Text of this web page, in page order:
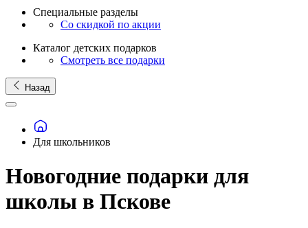
Специальные разделы
Со скидкой по акции
Каталог детских подарков
Смотреть все подарки
Назад
Для школьников
Новогодние подарки для
школы в Пскове